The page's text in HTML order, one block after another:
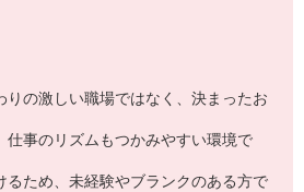
りの激しい職場ではなく、決まったお
仕事のリズムもつかみやすい環境で
るため、未経験やブランクのある方で